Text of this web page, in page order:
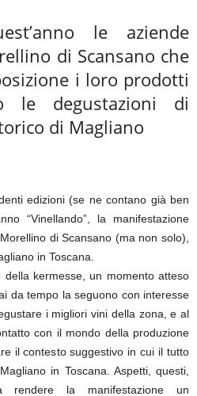
le aziende
di Scansano che
i loro prodotti
le degustazioni di
di Magliano
edizioni (se ne contano già ben
“Vinellando”, la manifestazione
di Scansano (ma non solo),
in Toscana.
kermesse, un momento atteso
da tempo la seguono con interesse
i migliori vini della zona, e al
con il mondo della produzione
il contesto suggestivo in cui il tutto
in Toscana. Aspetti, questi,
la manifestazione un